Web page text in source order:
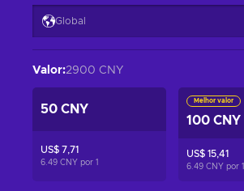
Global
Valor:2900 CNY
50 CNY
US$ 7,71
6.49 CNY por 1
Melhor valor
100 CNY
US$ 15,41
6.49 CNY por 1